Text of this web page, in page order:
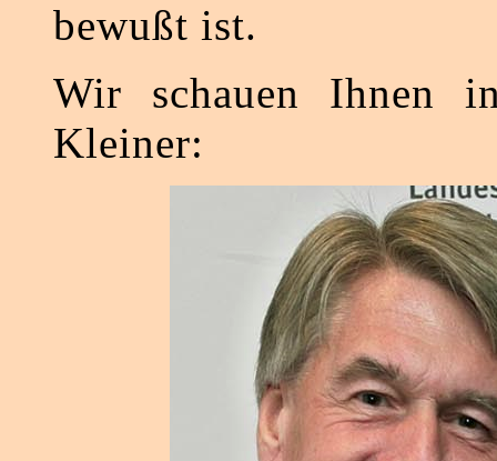
bewußt ist.
Wir schauen Ihnen
Kleiner: